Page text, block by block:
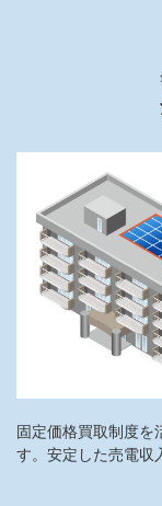
固定価格買取制度を
す。安定した売電収